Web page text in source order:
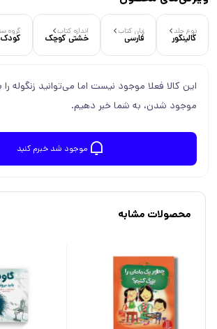
نوع جلد
گالینگور
زبان کتاب
فارسی
اندازه کتاب
خشتی کوچک
گروه
کودک 0 تا 3
این کالا فعلا موجود نیست اما می‌توانید زنگوله
موجود شدن، به شما خبر دهیم.
موجود شد خبرم کنید
محصولات مشابه